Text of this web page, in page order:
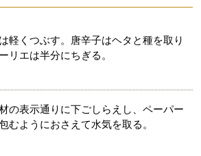
軽くつぶす。唐辛子はヘタと種を取り
リエは半分にちぎる。
の表示通りに下ごしらえし、ペーパー
むようにおさえて水気を取る。